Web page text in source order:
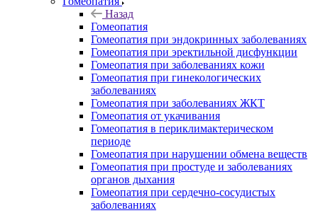
Назад
Гомеопатия
Гомеопатия при эндокринных заболеваниях
Гомеопатия при эректильной дисфункции
Гомеопатия при заболеваниях кожи
Гомеопатия при гинекологических
заболеваниях
Гомеопатия при заболеваниях ЖКТ
Гомеопатия от укачивания
Гомеопатия в периклимактерическом
периоде
Гомеопатия при нарушении обмена веществ
Гомеопатия при простуде и заболеваниях
органов дыхания
Гомеопатия при сердечно-сосудистых
заболеваниях